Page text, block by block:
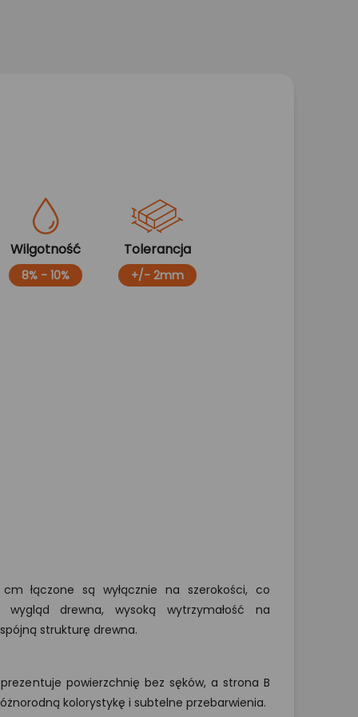
Wilgotność
8% - 10%
Tolerancja
+/- 2mm
łączone są wyłącznie na szerokości, co
wygląd drewna, wysoką wytrzymałość na
strukturę drewna.
powierzchnię bez sęków, a strona B
kolorystykę i subtelne przebarwienia.